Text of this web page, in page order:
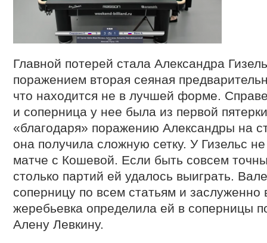
Главной потерей стала Александра
поражением вторая сеяная
что находится не в лучшей форме.
и соперница у нее была из первой
«благодаря» поражению Александры на
она получила сложную сетку. У Гизельс
матче с Кошевой. Если быть совсем
столько партий ей удалось выиграть.
соперницу по всем статьям и
жеребьевка определила ей в соперницы
Алену Левкину.